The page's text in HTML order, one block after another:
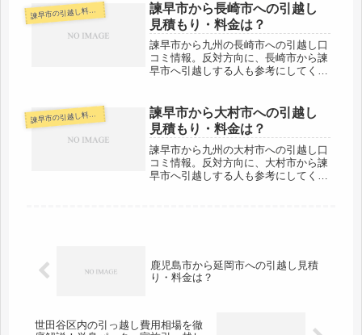
諫早市の引越し料金・代金相場・見積り情報
諫早市から長崎市への引越し
見積もり・料金は？
諫早市から九州の長崎市への引越し口
コミ情報。反対方向に、長崎市から諫
早市へ引越しする人も参考にしてくだ
人が大半ですね。引越し代金が心配な
人、あまりお金をかけたくない人は複
数...
諫早市の引越し料金・代金相場・見積り情報
諫早市から大村市への引越し
見積もり・料金は？
諫早市から九州の大村市への引越し口
コミ情報。反対方向に、大村市から諫
早市へ引越しする人も参考にしてくだ
鹿児島市から延岡市への引越し見積
り・料金は？
世田谷区内の引っ越し費用相場を徹